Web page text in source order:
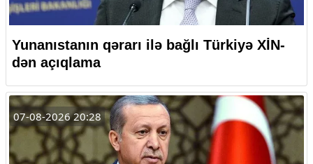
Yunanıstanın qərarı ilə bağlı Türkiyə XİN-
dən açıqlama
07-08-2026 20:28